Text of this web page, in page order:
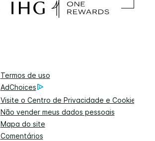
Termos de uso
AdChoices
Visite o Centro de Privacidade e Cookies
Não vender meus dados pessoais
Mapa do site
Comentários